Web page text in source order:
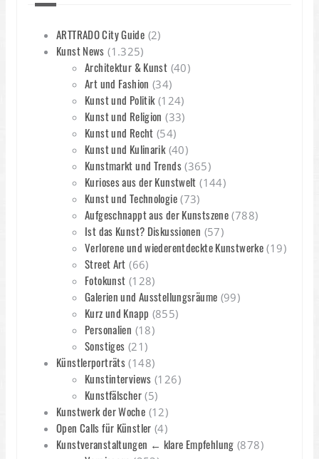
ARTTRADO City Guide (2)
Kunst News (1.325)
Architektur & Kunst (40)
Art und Fashion (34)
Kunst und Politik(124)
Kunst und Religion (33)
Kunst und Recht (54)
Kunst und Kulinarik(40)
Kunstmarkt und Trends(365)
Kurioses aus der Kunstwelt (144)
Kunst und Technologie(73)
Aufgeschnappt aus der Kunstszene (788)
Ist das Kunst? Diskussionen (57)
Verlorene und wiederentdeckte Kunstwerke (19)
Street Art (66)
Fotokunst (128)
Galerien und Ausstellungsräume (99)
Kurz und Knapp (855)
Personalien (18)
Sonstiges (21)
Künstlerporträts (148)
Kunstinterviews (126)
Kunstfälscher(5)
Kunstwerk der Woche (12)
Open Calls für Künstler (4)
Kunstveranstaltungen ← klare Empfehlung (878)